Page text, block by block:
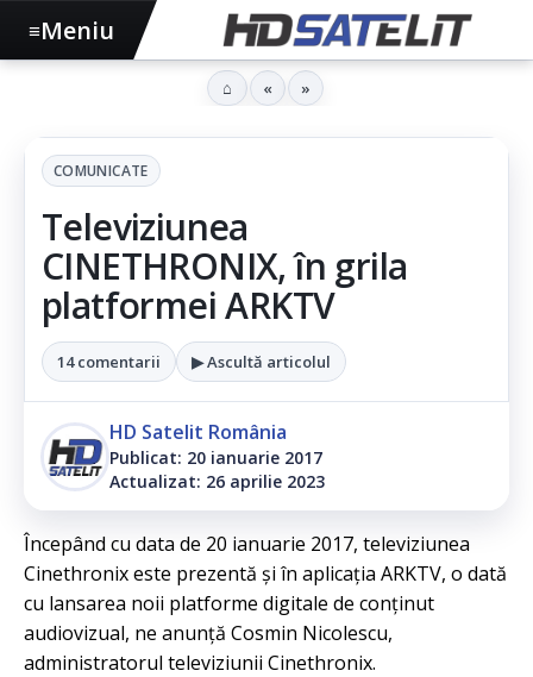
COMUNICATE
Televiziunea
CINETHRONIX, în grila
platformei ARKTV
14 comentarii ▶ Ascultă articolul
HD Satelit România
Publicat: 20 ianuarie 2017
Actualizat: 26 aprilie 2023
Începând cu data de 20 ianuarie 2017, televiziunea
Cinethronix este prezentă și în aplicația ARKTV, o dată
cu lansarea noii platforme digitale de conținut
audiovizual, ne anunță Cosmin Nicolescu,
administratorul televiziunii Cinethronix.
≡Meniu
⌂ « »